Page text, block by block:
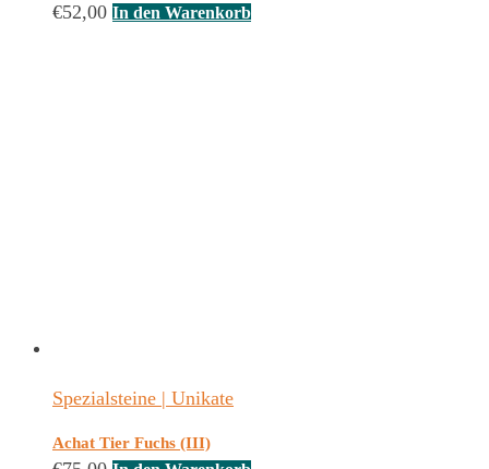
€52,00 In den Warenkorb
Spezialsteine | Unikate
Achat Tier Fuchs (III)